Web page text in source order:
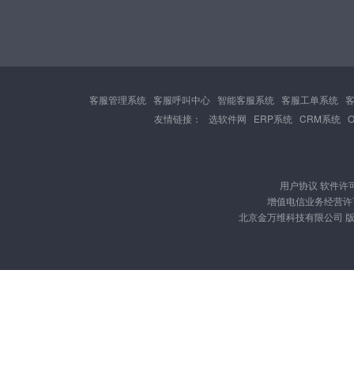
客服管理系统 客服呼叫中心 智能客服系统 客服工单系统
友情链接：
选软件网 ERP系统 CRM系统
用户协议 软件许
增值电信业务经营
北京金万维科技有限公司